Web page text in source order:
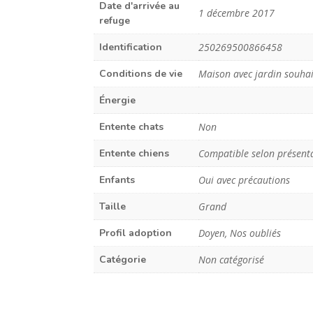
Date d'arrivée au
refuge
1 décembre 2017
Identification
250269500866458
Conditions de vie
Maison avec jardin
Énergie
Entente chats
Non
Entente chiens
Compatible selon
Enfants
Oui avec précautions
Taille
Grand
Profil adoption
Doyen, Nos oubliés
Catégorie
Non catégorisé